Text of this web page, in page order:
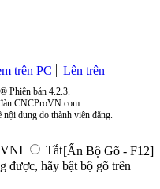
trên PC Lên trên
Phiên bản 4.2.3.
CNCProVN.com
dung do thành viên đăng.
VNI Tắt[Ẩn Bộ Gõ - F12]
được, hãy bật bộ gõ trên